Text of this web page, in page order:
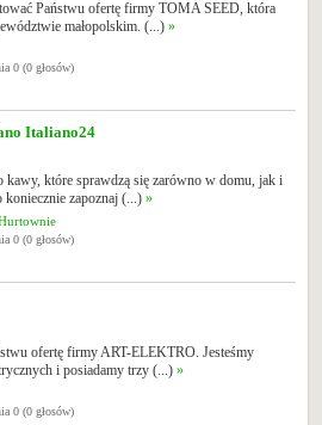
Państwu ofertę firmy TOMA SEED, która
małopolskim. (...) »
0 (0 głosów)
Italiano24
kawy, które sprawdzą się zarówno w domu, jak i
zapoznaj (...) »
0 (0 głosów)
ofertę firmy ART-ELEKTRO. Jesteśmy
i posiadamy trzy (...) »
0 (0 głosów)